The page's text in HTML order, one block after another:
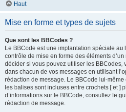
Haut
Mise en forme et types de sujets
Que sont les BBCodes ?
Le BBCode est une implantation spéciale au
contrôle de mise en forme des éléments
décider si vous pouvez utiliser les BBCodes,
dans chacun de vos messages en utilisant
rédaction de message. Le BBCode lui-
les balises sont incluses entre crochets [ et ]
d’informations sur le BBCode, consultez le
rédaction de message.